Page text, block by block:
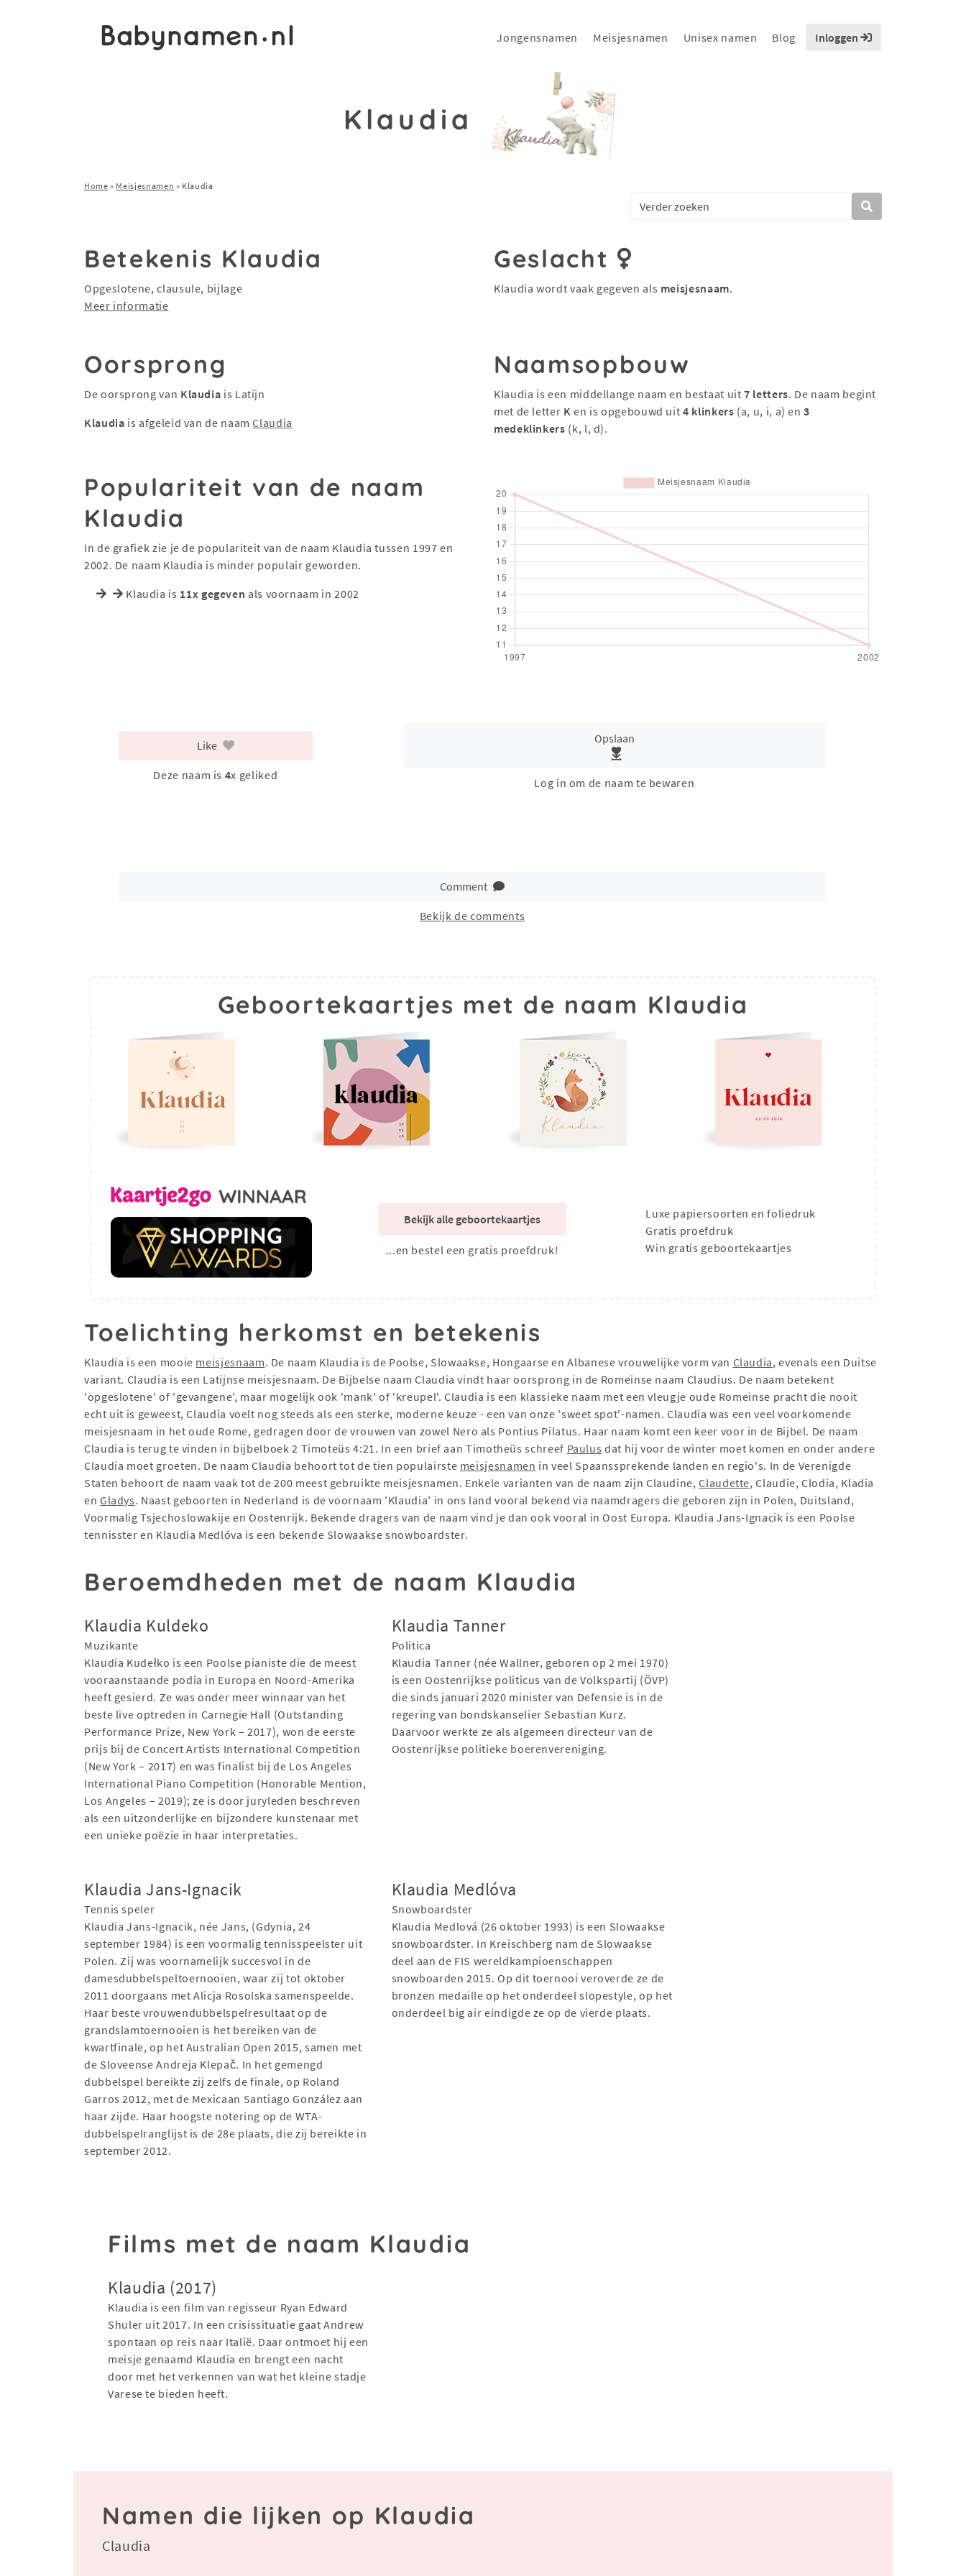
Jongensnamen Meisjesnamen Unisex namen Blog Inloggen
Klaudia
Home » Meisjesnamen » Klaudia
Betekenis Klaudia
Opgeslotene, clausule, bijlage
Meer informatie
Geslacht
Klaudia wordt vaak gegeven als meisjesnaam.
Oorsprong
De oorsprong van Klaudia is Latijn
Klaudia is afgeleid van de naamClaudia
Naamsopbouw
Klaudia is een middellange naam en bestaat uit7 letters. De naam begint
met de letter K en is opgebouwd uit4 klinkers (a, u, i, a) en3
medeklinkers (k, l, d).
Populariteit van de naam
Klaudia
In de grafiek zie je de populariteit van de naam Klaudia tussen 1997 en
2002. De naam Klaudia is minder populair geworden.
Klaudia is 11x gegeven als voornaam in 2002
Like
Deze naam is 4x geliked
Opslaan
Log in om de naam te bewaren
Comment
Bekijk de comments
Geboortekaartjes met de naam Klaudia
Bekijk alle geboortekaartjes
...en bestel een gratis proefdruk!
Luxe papiersoorten en foliedruk
Gratis proefdruk
Win gratis geboortekaartjes
Toelichting herkomst en betekenis
Klaudia is een mooie meisjesnaam. De naam Klaudia is de Poolse, Slowaakse, Hongaarse en Albanese vrouwelijke vorm van Claudia, evenals een Duitse
variant. Claudia is een Latijnse meisjesnaam. De Bijbelse naam Claudia vindt haar oorsprong in de Romeinse naam Claudius. De naam betekent
'opgeslotene' of 'gevangene', maar mogelijk ook 'mank' of 'kreupel'. Claudia is een klassieke naam met een vleugje oude Romeinse pracht die nooit
echt uit is geweest, Claudia voelt nog steeds als een sterke, moderne keuze - een van onze 'sweet spot'-namen. Claudia was een veel voorkomende
meisjesnaam in het oude Rome, gedragen door de vrouwen van zowel Nero als Pontius Pilatus. Haar naam komt een keer voor in de Bijbel. De naam
Claudia is terug te vinden in bijbelboek 2 Timoteüs 4:21. In een brief aan Timotheüs schreef Paulus dat hij voor de winter moet komen en onder andere
Claudia moet groeten. De naam Claudia behoort tot de tien populairste meisjesnamen in veel Spaanssprekende landen en regio's. In de Verenigde
Staten behoort de naam vaak tot de 200 meest gebruikte meisjesnamen. Enkele varianten van de naam zijn Claudine,Claudette, Claudie, Clodia, Kladia
en Gladys. Naast geboorten in Nederland is de voornaam 'Klaudia' in ons land vooral bekend via naamdragers die geboren zijn in Polen, Duitsland,
Voormalig Tsjechoslowakije en Oostenrijk. Bekende dragers van de naam vind je dan ook vooral in Oost Europa. Klaudia Jans-Ignacik is een Poolse
tennisster en Klaudia Medlóva is een bekende Slowaakse snowboardster.
Beroemdheden met de naam Klaudia
Klaudia Kuldeko
Muzikante
Klaudia Kudełko is een Poolse pianiste die de meest
vooraanstaande podia in Europa en Noord-Amerika
heeft gesierd. Ze was onder meer winnaar van het
beste live optreden in Carnegie Hall (Outstanding
Performance Prize, New York – 2017), won de eerste
prijs bij de Concert Artists International Competition
(New York – 2017) en was finalist bij de Los Angeles
International Piano Competition (Honorable Mention,
Los Angeles – 2019); ze is door juryleden beschreven
als een uitzonderlijke en bijzondere kunstenaar met
een unieke poëzie in haar interpretaties.
Klaudia Tanner
Politica
Klaudia Tanner (née Wallner, geboren op 2 mei 1970)
is een Oostenrijkse politicus van de Volkspartij (ÖVP)
die sinds januari 2020 minister van Defensie is in de
regering van bondskanselier Sebastian Kurz.
Daarvoor werkte ze als algemeen directeur van de
Oostenrijkse politieke boerenvereniging.
Klaudia Jans-Ignacik
Tennis speler
Klaudia Jans-Ignacik, née Jans, (Gdynia, 24
september 1984) is een voormalig tennisspeelster uit
Polen. Zij was voornamelijk succesvol in de
damesdubbelspeltoernooien, waar zij tot oktober
2011 doorgaans met Alicja Rosolska samenspeelde.
Haar beste vrouwendubbelspelresultaat op de
grandslamtoernooien is het bereiken van de
kwartfinale, op het Australian Open 2015, samen met
de Sloveense Andreja Klepač. In het gemengd
dubbelspel bereikte zij zelfs de finale, op Roland
Garros 2012, met de Mexicaan Santiago González aan
haar zijde. Haar hoogste notering op de WTA-
dubbelspelranglijst is de 28e plaats, die zij bereikte in
september 2012.
Klaudia Medlóva
Snowboardster
Klaudia Medlová (26 oktober 1993) is een Slowaakse
snowboardster. In Kreischberg nam de Slowaakse
deel aan de FIS wereldkampioenschappen
snowboarden 2015. Op dit toernooi veroverde ze de
bronzen medaille op het onderdeel slopestyle, op het
onderdeel big air eindigde ze op de vierde plaats.
Films met de naam Klaudia
Klaudia (2017)
Klaudia is een film van regisseur Ryan Edward
Shuler uit 2017. In een crisissituatie gaat Andrew
spontaan op reis naar Italië. Daar ontmoet hij een
meisje genaamd Klaudia en brengt een nacht
door met het verkennen van wat het kleine stadje
Varese te bieden heeft.
Namen die lijken op Klaudia
Claudia